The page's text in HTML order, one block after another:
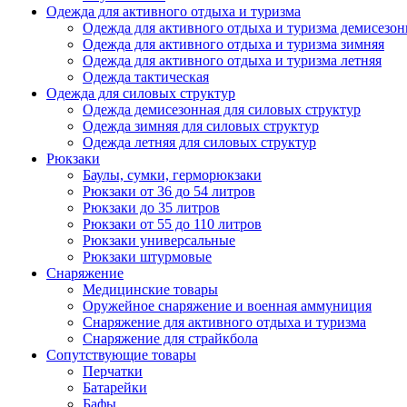
Одежда для активного отдыха и туризма
Одежда для активного отдыха и туризма
Одежда для активного отдыха и туризма зимняя
Одежда для активного отдыха и туризма летняя
Одежда тактическая
Одежда для силовых структур
Одежда демисезонная для силовых структур
Одежда зимняя для силовых структур
Одежда летняя для силовых структур
Рюкзаки
Баулы, сумки, герморюкзаки
Рюкзаки от 36 до 54 литров
Рюкзаки до 35 литров
Рюкзаки от 55 до 110 литров
Рюкзаки универсальные
Рюкзаки штурмовые
Снаряжение
Медицинские товары
Оружейное снаряжение и военная аммуниция
Снаряжение для активного отдыха и туризма
Снаряжение для страйкбола
Сопутствующие товары
Перчатки
Батарейки
Бафы